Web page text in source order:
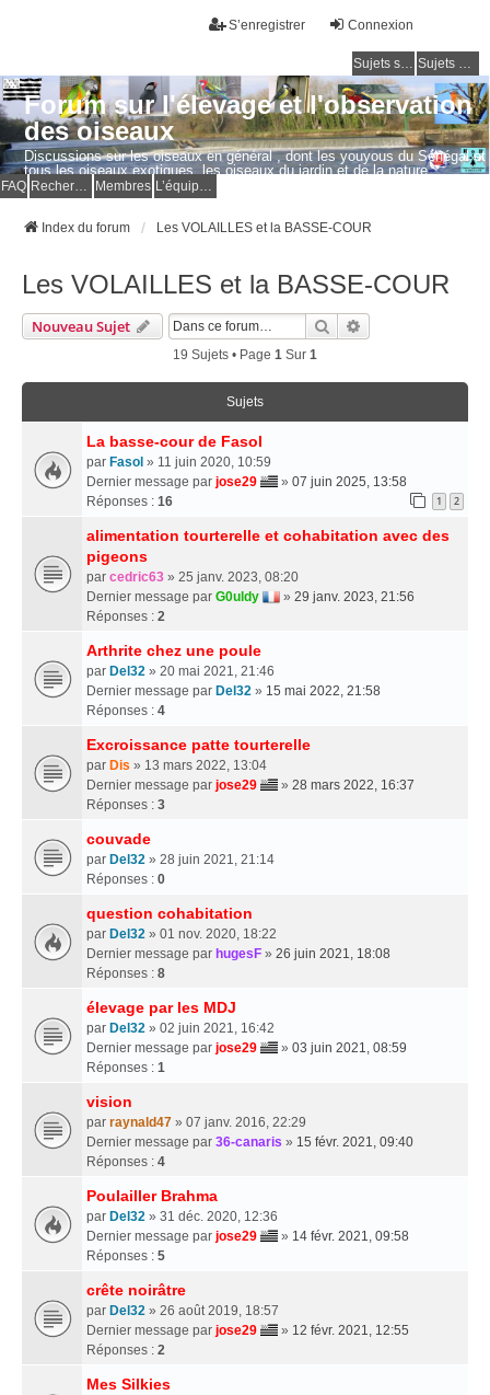
Connexion
S’enregistrer
Sujets sans réponse Sujets actifs
Forum sur l'élevage et l'observation
des oiseaux
Discussions sur les oiseaux en général , dont les youyous du Sénégal et
tous les oiseaux exotiques, les oiseaux du jardin et de la nature.
Questions, photos, expériences.
FAQ Membres
Index du forum Les VOLAILLES et la BASSE-COUR
Les VOLAILLES et la BASSE-COUR
Nouveau Sujet Rechercher
19 Sujets • Page 1 Sur 1
Sujets
La basse-cour de Fasol
par Fasol » 11 juin 2020, 10:59
Dernier message par jose29 » 07 juin 2025, 13:58
Réponses : 16 1 2
alimentation tourterelle et cohabitation avec des
pigeons
par cedric63 » 25 janv. 2023, 08:20
Dernier message par G0uldy » 29 janv. 2023, 21:56
Réponses : 2
Arthrite chez une poule
par Del32 » 20 mai 2021, 21:46
Dernier message par Del32 » 15 mai 2022, 21:58
Réponses : 4
Excroissance patte tourterelle
par Dis » 13 mars 2022, 13:04
Dernier message par jose29 » 28 mars 2022, 16:37
Réponses : 3
couvade
par Del32 » 28 juin 2021, 21:14
Réponses : 0
question cohabitation
par Del32 » 01 nov. 2020, 18:22
Dernier message par hugesF » 26 juin 2021, 18:08
Réponses : 8
élevage par les MDJ
par Del32 » 02 juin 2021, 16:42
Dernier message par jose29 » 03 juin 2021, 08:59
Réponses : 1
vision
par raynald47 » 07 janv. 2016, 22:29
Dernier message par 36-canaris » 15 févr. 2021, 09:40
Réponses : 4
Poulailler Brahma
par Del32 » 31 déc. 2020, 12:36
Dernier message par jose29 » 14 févr. 2021, 09:58
Réponses : 5
crête noirâtre
par Del32 » 26 août 2019, 18:57
Dernier message par jose29 » 12 févr. 2021, 12:55
Réponses : 2
Mes Silkies